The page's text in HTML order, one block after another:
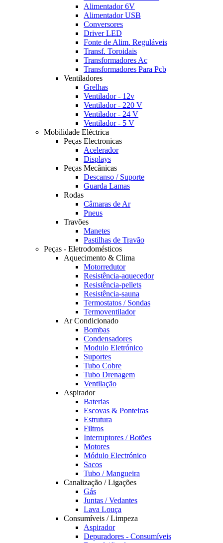
Alimentador 6V
Alimentador USB
Conversores
Driver LED
Fonte de Alim. Reguláveis
Transf. Toroidais
Transformadores Ac
Transformadores Para Pcb
Ventiladores
Grelhas
Ventilador - 12v
Ventilador - 220 V
Ventilador - 24 V
Ventilador - 5 V
Mobilidade Eléctrica
Peças Electronicas
Acelerador
Displays
Peças Mecânicas
Descanso / Suporte
Guarda Lamas
Rodas
Câmaras de Ar
Pneus
Travões
Manetes
Pastilhas de Travão
Peças - Eletrodomésticos
Aquecimento & Clima
Motorredutor
Resistência-aquecedor
Resistência-pellets
Resistência-sauna
Termostatos / Sondas
Termoventilador
Ar Condicionado
Bombas
Condensadores
Modulo Eletrónico
Suportes
Tubo Cobre
Tubo Drenagem
Ventilação
Aspirador
Baterias
Escovas & Ponteiras
Estrutura
Filtros
Interruptores / Botões
Motores
Módulo Electrónico
Sacos
Tubo / Mangueira
Canalização / Ligações
Gás
Juntas / Vedantes
Lava Louça
Consumíveis / Limpeza
Aspirador
Depuradores - Consumíveis